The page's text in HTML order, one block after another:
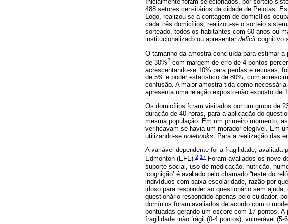
Inicialmente foram selecionados, por sorteio
488 setores censitários da cidade de Pelotas.
Logo, realizou-se a contagem de domicílios
cada três domicílios, realizou-se o sorteio
sorteado, todos os habitantes com 60 anos ou
institucionalizado ou apresentar deficit cognitivo
O tamanho da amostra concluída para estimar
de 30%2 com margem de erro de 4 pontos
acrescentando-se 10% para perdas e recusas,
de 5% e poder estatístico de 80%, com
confusão. A maior amostra tida como
apresenta uma relação exposto-não exposto de
Os domicílios foram visitados por um grupo de
duração de 40 horas, para a aplicação do
mesma população. Em um primeiro momento,
verificavam se havia um morador elegível. Em
utilizando-se notebooks. Para a realização das
A variável dependente foi a fragilidade, avaliada
Edmonton (EFE).2 17 Foram avaliados os nove
suporte social, uso de medicação, nutrição,
‘cognição’ é avaliado pelo chamado “teste do
indivíduos com baixa escolaridade, razão por
idoso para responder ao questionário sem
questionário respondido apenas pelo cuidador,
domínios foram avaliados de acordo com o
pontuadas gerando um escore com 17 pontos.
fragilidade: não frágil (0-4 pontos), vulnerável